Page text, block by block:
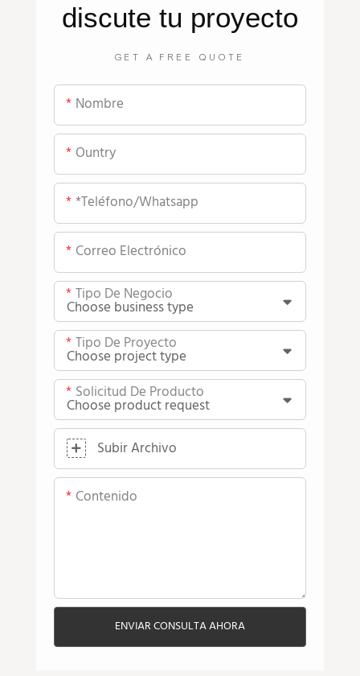
discute tu proyecto
GET A FREE QUOTE
Nombre
Ountry
*teléfono/whatsapp
Correo Electrónico
Tipo De Negocio
Tipo De Proyecto
Solicitud De Producto
Subir Archivo
Contenido
ENVIAR CONSULTA AHORA